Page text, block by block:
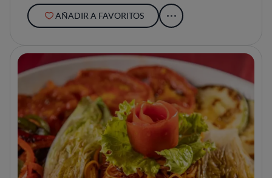
AÑADIR A FAVORITOS